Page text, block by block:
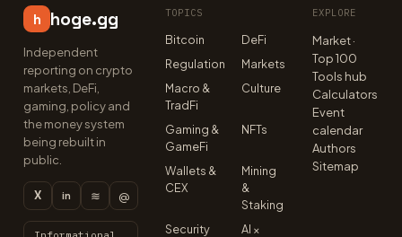
h hoge.gg
Independent
reporting on crypto
markets, DeFi,
gaming, policy and
the money system
being rebuilt in
public.
X in ≋ @
TOPICS
Bitcoin
DeFi
Regulation
Markets
Macro &
TradFi
Culture
Gaming &
GameFi
NFTs
Wallets &
CEX
Mining
&
Staking
Security
AI ×
EXPLORE
Market ·
Top 100
Tools hub
Calculators
Event
calendar
Authors
Sitemap